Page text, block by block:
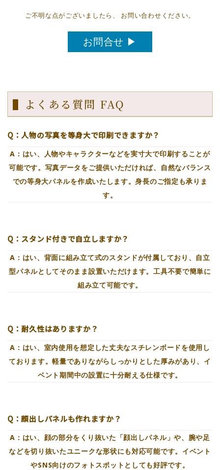
ご不明な点がございましたら、 お問い合わせください。
お問合せ ▶
▌よくある質問 FAQ
Q：人物の写真を等身大で印刷できますか？
A：はい、人物やキャラクターなどを実寸大で印刷することが
可能です。写真データをご提供いただければ、自然なバランス
での等身大パネルを作成いたします。身長のご指定も承りま
す。
Q：スタンド付きで自立しますか？
A：はい、背面に組み立て式のスタンドが付属しており、自立
型パネルとしてそのまま設置いただけます。工具不要で簡単に
組み立て可能です。
Q：耐久性はありますか？
A：はい、室内使用を想定した丈夫なスチレンボードを使用し
ております。軽量でありながらしっかりとした厚みがあり、イ
ベント期間中の設置に十分耐える仕様です。
Q：顔出しパネルも作れますか？
A：はい、顔の部分をくり抜いた「顔出しパネル」や、腕や足
などを切り抜いたユニークな形状にも対応可能です。イベント
やSNS向けのフォトスポットとしても好評です。